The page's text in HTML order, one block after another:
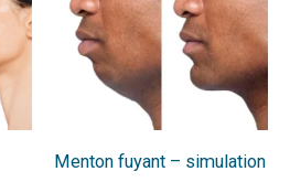
Menton fuyant – simulation